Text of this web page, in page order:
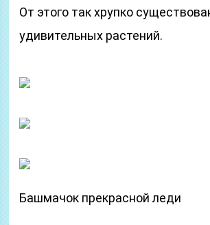
От этого так хрупко
удивительных растений.
Башмачок прекрасной леди